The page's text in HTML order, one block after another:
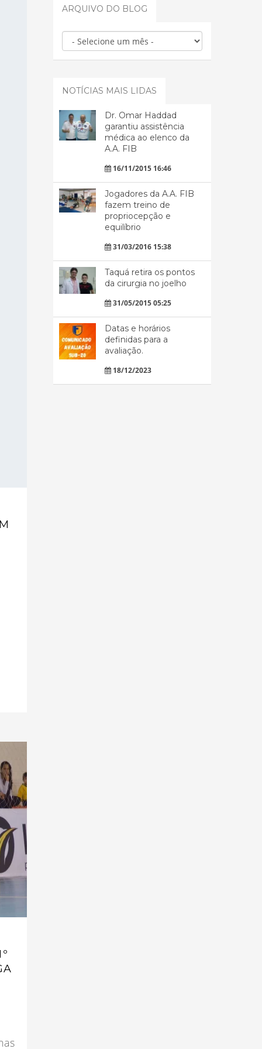
ARQUIVO DO BLOG
NOTÍCIAS MAIS LIDAS
Dr. Omar Haddad
garantiu assistência
médica ao elenco da
A.A. FIB
16/11/2015 16:46
Jogadores da A.A. FIB
fazem treino de
propriocepção e
equilíbrio
31/03/2016 15:38
Taquá retira os pontos
da cirurgia no joelho
31/05/2015 05:25
Datas e horários
definidas para a
avaliação.
18/12/2023